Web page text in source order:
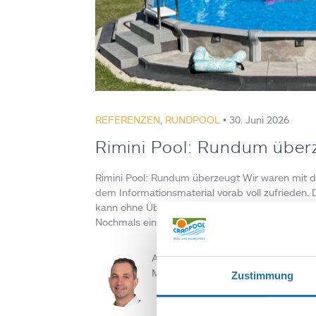
Zustimmung
REFERENZEN RUNDPOOL • 30. Juni 2026
Rimini Pool: Rundum
Rimini Pool: Rundum überzeugt Wir waren mit
dem Informationsmaterial vorab voll zufrieden.
kann ohne Übertreibung als perfekt und
Nochmals ein großes Lob an die Mannschaft,
Autor:
Martin Fraidl